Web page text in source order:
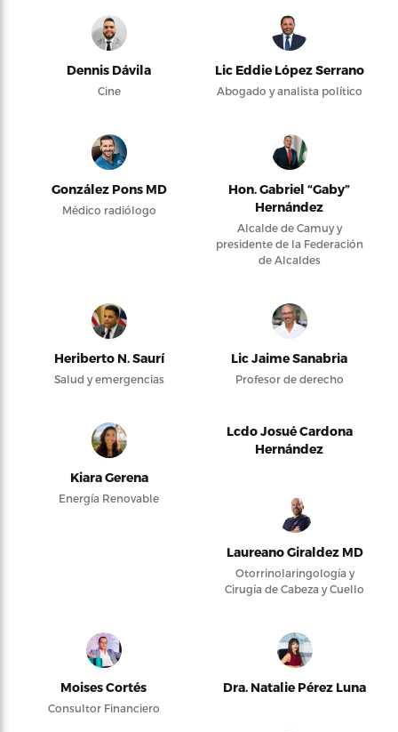
Dennis Dávila
Cine
Lic Eddie López Serrano
Abogado y analista político
González Pons MD
Médico radiólogo
Hon. Gabriel “Gaby”
Hernández
Alcalde de Camuy y
presidente de la Federación
de Alcaldes
Heriberto N. Saurí
Salud y emergencias
Lic Jaime Sanabria
Profesor de derecho
Kiara Gerena
Energía Renovable
Lcdo Josué Cardona
Hernández
Laureano Giraldez MD
Otorrinolaringología y
Cirugía de Cabeza y Cuello
Moises Cortés
Consultor Financiero
Dra. Natalie Pérez Luna